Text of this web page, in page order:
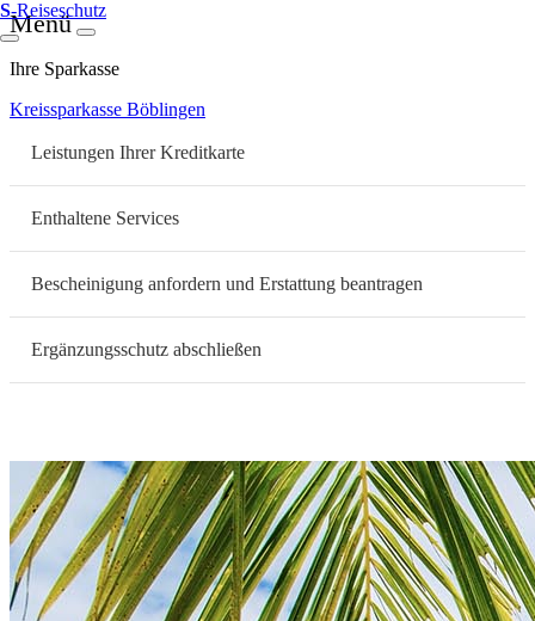
S-Reiseschutz
Menü
Ihre Sparkasse
Kreissparkasse Böblingen
Leistungen Ihrer Kreditkarte
Enthaltene Services
Bescheinigung anfordern und Erstattung beantragen
Ergänzungsschutz abschließen